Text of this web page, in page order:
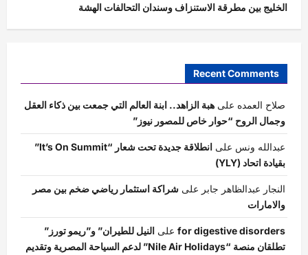
الخليج بين مطرقة الاستنزاف وسندان التحالفات الهشة
Recent Comments
صلاح العمده على هبة الزاهد.. ابنة العالم التي جمعت بين ذكاء العقل
وجمال الروح “حوار خاص للمصور نيوز”
عبدالله ونس على
انطلاقة جديدة تحت شعار “It’s On Summit”
بقيادة اتحاد (YLY)
النجار عبدالظاهر جابر على شراكة استثمار رياضي ضخم بين مصر
والامارات
for digestive disorders على النيل للطيران” و”ريمو تورز”
تطلقان منصة “Nile Air Holidays” لدعم السياحة المصرية وتقديم